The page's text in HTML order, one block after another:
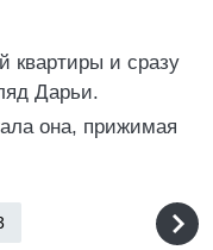
квартиры и сразу
Дарьи.
она, прижимая